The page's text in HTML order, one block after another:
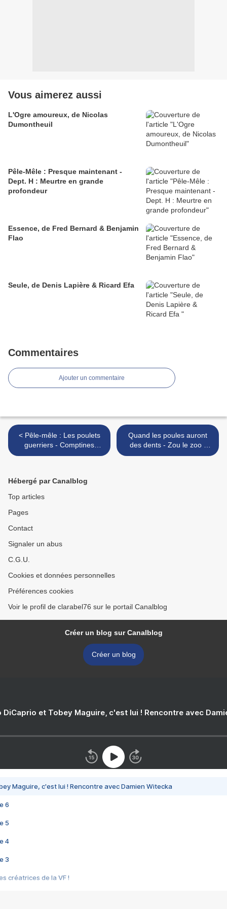
Vous aimerez aussi
L'Ogre amoureux, de Nicolas
Dumontheuil
Pêle-Mêle : Presque maintenant -
Dept. H : Meurtre en grande
profondeur
Essence, de Fred Bernard & Benjamin
Flao
Seule, de Denis Lapière & Ricard Efa
Commentaires
Ajouter un commentaire
< Pêle-mêle : Les poulets
guerriers - Comptines
espagnoles - Le colibri
Quand les poules auront
des dents - Zou le zoo -
Nous avons rendez-vous -
Hébergé par Canalblog
Top articles
Pages
Contact
Signaler un abus
C.G.U.
Cookies et données personnelles
Préférences cookies
Voir le profil de clarabel76 sur le portail Canalblog
Créer un blog sur Canalblog
Créer un blog
DiCaprio et Tobey Maguire, c'est lui ! Rencontre avec
Maguire, c'est lui ! Rencontre avec Damien Witecka
6
5
4
3
créatrices de la VF !